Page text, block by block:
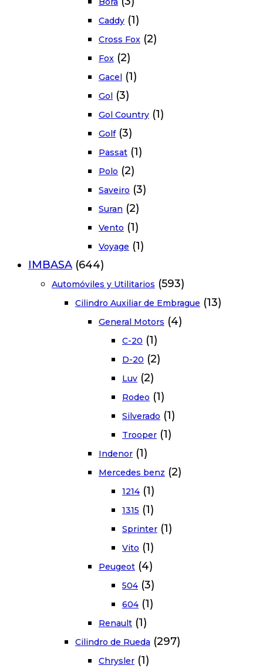
Caddy (1)
Cross Fox (2)
Fox (2)
Gacel (1)
Gol (3)
Gol Country (1)
Golf (3)
Passat (1)
Polo (2)
Saveiro (3)
Suran (2)
Vento (1)
Voyage (1)
IMBASA (644)
Automóviles y Utilitarios (593)
Cilindro Auxiliar de Embrague (13)
General Motors (4)
C-20 (1)
D-20 (2)
Luv (2)
Rodeo (1)
Silverado (1)
Trooper (1)
Indenor (1)
Mercedes benz (2)
1214 (1)
1315 (1)
Sprinter (1)
Vito (1)
Peugeot (4)
504 (3)
604 (1)
Renault (1)
Cilindro de Rueda (297)
Chrysler (1)